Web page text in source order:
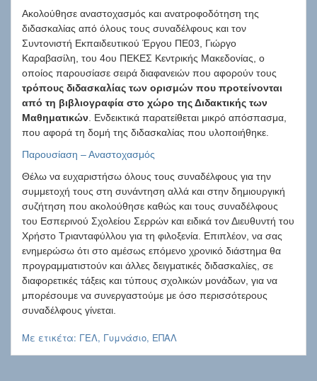
Ακολούθησε αναστοχασμός και ανατροφοδότηση της
διδασκαλίας από όλους τους συναδέλφους και τον
Συντονιστή Εκπαιδευτικού Έργου ΠΕ03, Γιώργο
Καραβασίλη, του 4ου ΠΕΚΕΣ Κεντρικής Μακεδονίας, ο
οποίος παρουσίασε σειρά διαφανειών που αφορούν τους
τρόπους διδασκαλίας των ορισμών που προτείνονται
από τη βιβλιογραφία στο χώρο της Διδακτικής των
Μαθηματικών. Ενδεικτικά παρατείθεται μικρό απόσπασμα,
που αφορά τη δομή της διδασκαλίας που υλοποιήθηκε.
Παρουσίαση – Αναστοχασμός
Θέλω να ευχαριστήσω όλους τους συναδέλφους για την
συμμετοχή τους στη συνάντηση αλλά και στην δημιουργική
συζήτηση που ακολούθησε καθώς και τους συναδέλφους
του Εσπερινού Σχολείου Σερρών και ειδικά τον Διευθυντή του
Χρήστο Τριανταφύλλου για τη φιλοξενία. Επιπλέον, να σας
ενημερώσω ότι στο αμέσως επόμενο χρονικό διάστημα θα
προγραμματιστούν και άλλες δειγματικές διδασκαλίες, σε
διαφορετικές τάξεις και τύπους σχολικών μονάδων, για να
μπορέσουμε να συνεργαστούμε με όσο περισσότερους
συναδέλφους γίνεται.
Με ετικέτα: ΓΕΛ, Γυμνάσιο, ΕΠΑΛ